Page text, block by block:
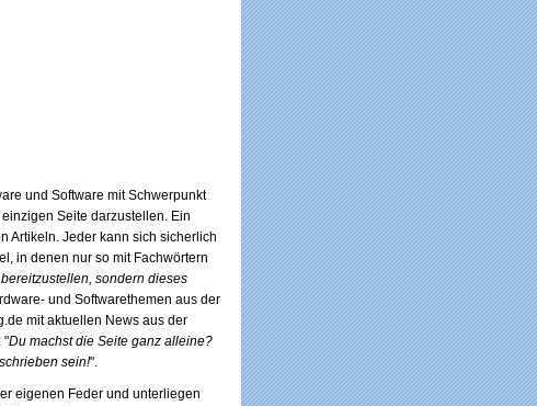
und Software mit Schwerpunkt
Seite darzustellen. Ein
Artikeln. Jeder kann sich sicherlich
in denen nur so mit Fachwörtern
sondern dieses
und Softwarethemen aus der
mit aktuellen News aus der
"Du machst die Seite ganz alleine?
sein!".
eigenen Feder und unterliegen